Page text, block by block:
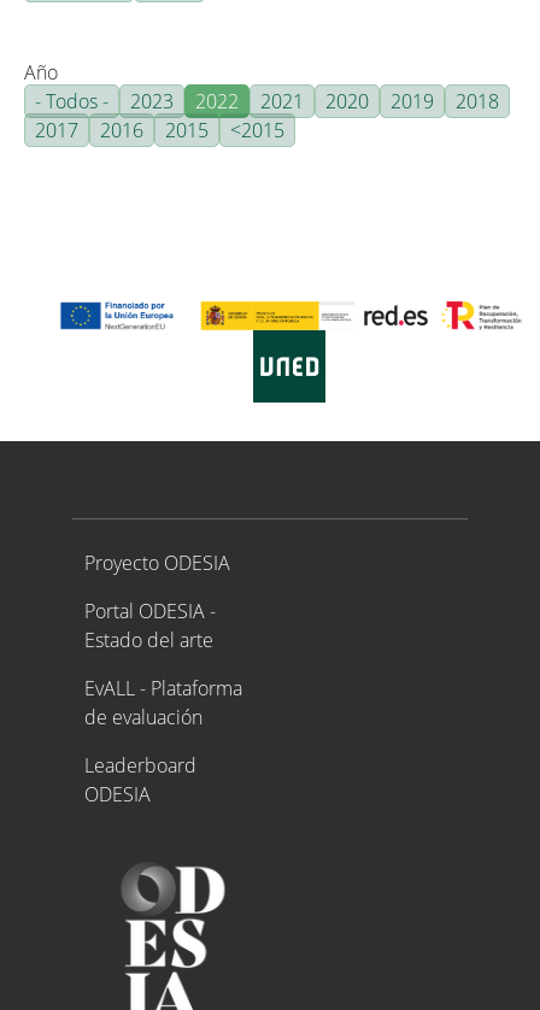
Año
- Todos -
2023 2022 2021 2020 2019
2018
2017
2016 2015 <2015
Proyecto ODESIA
Proyecto ODESIA
Portal ODESIA -
Estado del arte
EvALL - Plataforma
de evaluación
Leaderboard
ODESIA